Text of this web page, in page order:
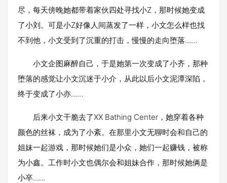
尽，每天傍晚她都带着家伙四处寻找小Z，那时候她变成
了小刘。可是小Z好像人间蒸发了一样，小文怎么样也找
不到他，小文受到了沉重的打击，慢慢的走向堕落……
小文企图麻醉自己，于是她第一次变成了小齐，那种
堕落的感觉让小文沉迷于小介，从此以后小文泥潭深陷，
终于变成了小亦……
后来小文干脆去了XX Bathing Center，她穿着各种
颜色的丝袜，成为了小紊。在那里小文无聊时会和自己的
姐妹一起游戏，那时候她们是小众，她们一起赚钱，被称
为小鑫。工作时小文也偶尔会和姐妹合作，那时候她俩是
小卒……